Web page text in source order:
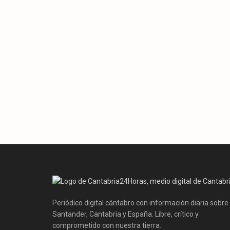
Periódico digital cántabro con información diaria sobre
Santander, Cantabria y España. Libre, crítico y
comprometido con nuestra tierra.